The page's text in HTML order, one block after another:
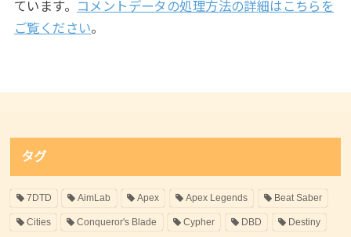
ています。
コメントデータの処理方法の詳細はこちらを
ご覧ください。
タグ
7DTD AimLab Apex Apex Legends Beat Saber
Cities Conqueror's Blade Cypher DBD Destiny